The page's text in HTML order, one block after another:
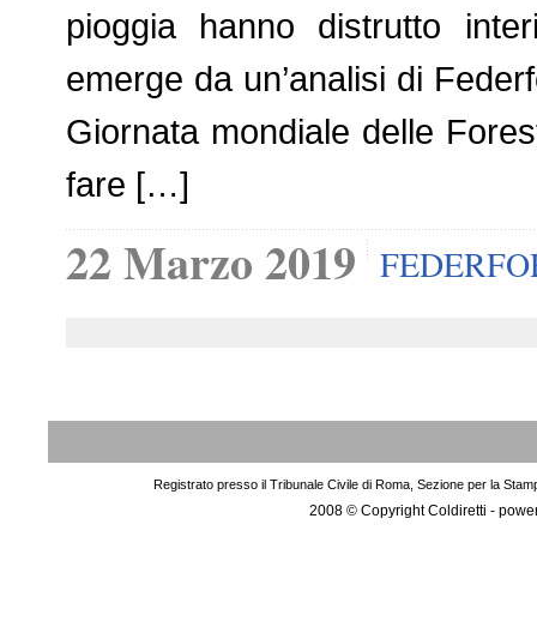
pioggia hanno distrutto
emerge da un’analisi di
Giornata mondiale delle
fare […]
22 Marzo 2019
Registrato presso il Tribunale Civile di Roma, Sezione per la
2008 © Copyright Coldiretti -